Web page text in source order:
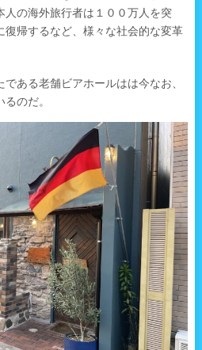
人の海外旅行者は１００万人を突
復帰するなど、様々な社会的な変革
ある老舗ビアホールはは今なお、
のだ。